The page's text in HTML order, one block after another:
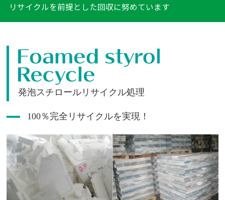
リサイクルを前提とした回収に努めています
発泡スチロールリサイクル処理
100％完全リサイクルを実現！